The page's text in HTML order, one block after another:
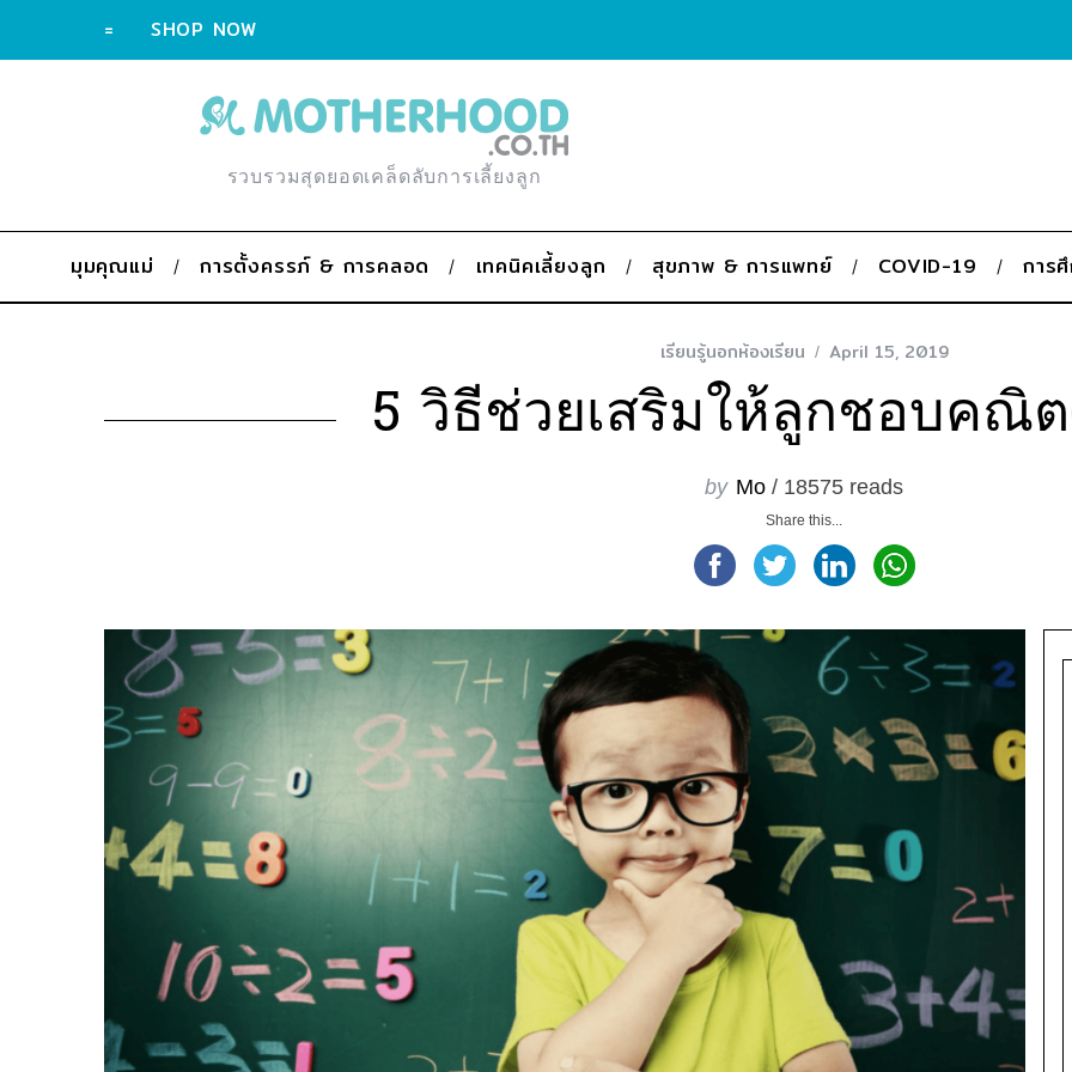
= SHOP NOW
รวบรวมสุดยอดเคล็ดลับการเลี้ยงลูก
มุมคุณแม่ การตั้งครรภ์ & การคลอด เทคนิคเลี้ยงลูก สุขภาพ & การแพทย์ COVID-19 การ
เรียนรู้นอกห้องเรียน April 15, 2019
5 วิธีช่วยเสริมให้ลูกชอบคณิ
by Mo / 18575 reads
Share this...